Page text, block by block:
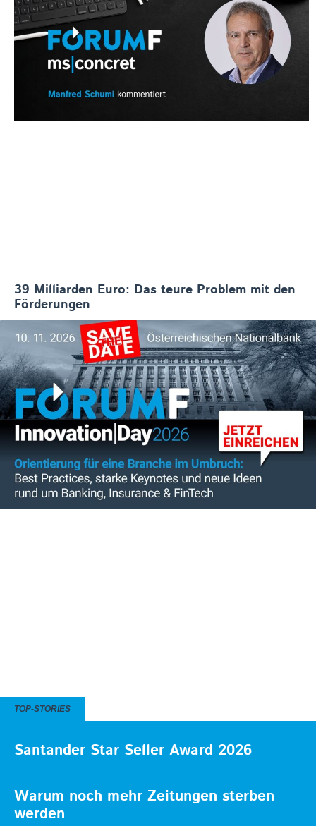
39 Milliarden Euro: Das teure Problem mit den
Förderungen
TOP-STORIES
Santander Star Seller Award 2026
Warum noch mehr Zeitungen sterben
werden